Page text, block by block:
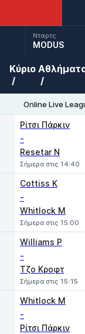
Νταρτς
MODUS
Κύριο
Online Live
Ρίτσι Πάρκιν
-
Resetar N
Σήμερα στις 14:40
Cottiss K
-
Whitlock M
Σήμερα στις 15:00
Williams P
-
Τζο Κροφτ
Σήμερα στις 15:15
Whitlock M
-
Ρίτσι Πάρκιν